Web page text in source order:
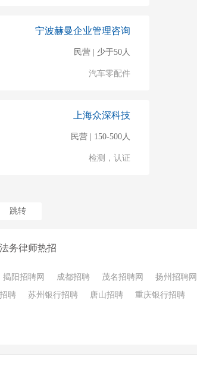
宁波赫曼企业管理咨询
民营 | 少于50人
汽车零配件
上海众深科技
民营 | 150-500人
检测，认证
跳转
法务律师热招
揭阳招聘网 成都招聘 茂名招聘网 扬州招聘网
聘 苏州银行招聘 唐山招聘 重庆银行招聘